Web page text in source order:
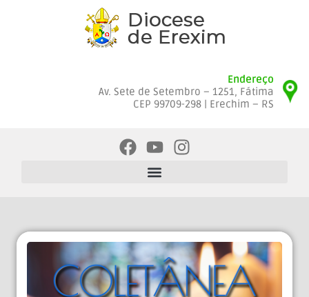
Endereço
Av. Sete de Setembro – 1251, Fátima
CEP 99709-298 | Erechim – RS